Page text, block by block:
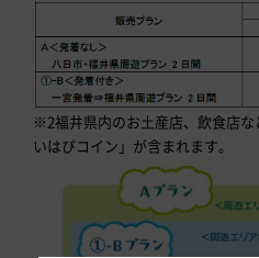
※2福井県内のお土産店、飲食店な
いはぴコイン」が含まれます。